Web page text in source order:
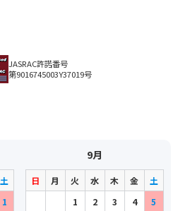
JASRAC許諾番号
第9016745003Y37019号
土
1
9月
日 月 火 水 木 金
土
1
2 3 4 5